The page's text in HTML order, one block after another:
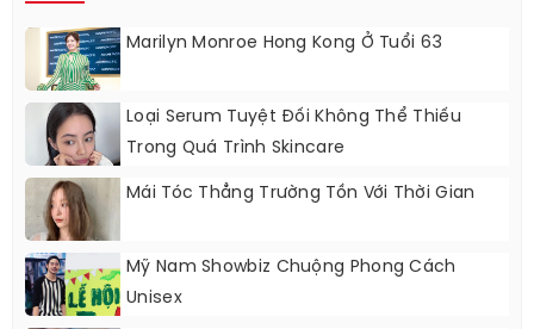
Marilyn Monroe Hong Kong Ở Tuổi 63
Loại Serum Tuyệt Đối Không Thể Thiếu
Trong Quá Trình Skincare
Mái Tóc Thẳng Trường Tồn Với Thời Gian
Mỹ Nam Showbiz Chuộng Phong Cách
Unisex